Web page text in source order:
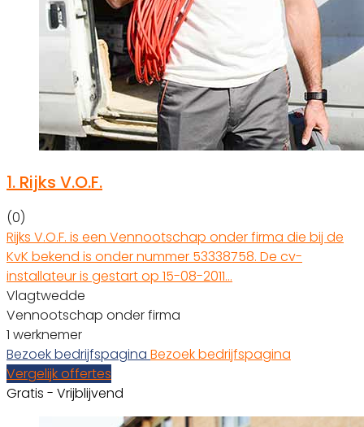
1. Rijks V.O.F.
(0)
Rijks V.O.F. is een Vennootschap onder firma die bij de
KvK bekend is onder nummer 53338758. De cv-
installateur is gestart op 15-08-2011…
Vlagtwedde
Vennootschap onder firma
1 werknemer
Bezoek bedrijfspagina Bezoek bedrijfspagina
Vergelijk offertes
Gratis - Vrijblijvend